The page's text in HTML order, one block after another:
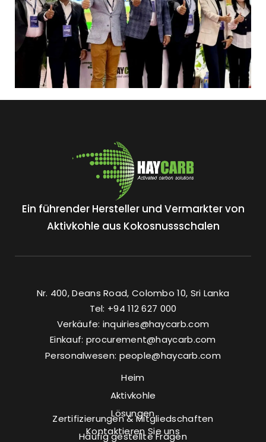
Ein führender Hersteller und Vermarkter von
Aktivkohle aus Kokosnussschalen
Nr. 400, Deans Road, Colombo 10, Sri Lanka
Tel: +94 112 627 000
Verkäufe: inquiries@haycarb.com
Einkauf: procurement@haycarb.com
Personalwesen: people@haycarb.com
Heim
Aktivkohle
Lösungen
Kontaktieren Sie uns
Zertifizierungen & Mitgliedschaften
Häufig gestellte Fragen